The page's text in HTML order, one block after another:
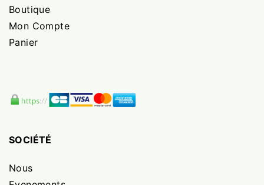
Boutique
Mon Compte
Panier
SOCIÉTÉ
Nous